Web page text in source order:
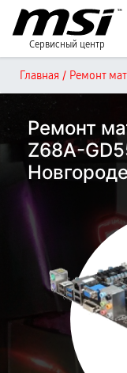
Сервисный центр
Главная / Ремонт
Ремонт
Z68A-
Новгороде